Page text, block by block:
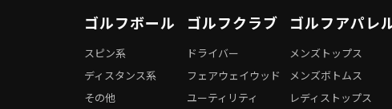
ゴルフボール
スピン系
ディスタンス系
その他
ゴルフクラブ
ドライバー
フェアウェイウッド
ユーティリティ
ゴルフアパレ
メンズトップス
メンズボトムス
レディストップス